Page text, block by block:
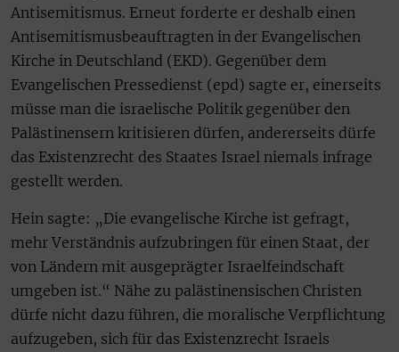
Antisemitismus. Erneut forderte er deshalb einen
Antisemitismusbeauftragten in der Evangelischen
Kirche in Deutschland (EKD). Gegenüber dem
Evangelischen Pressedienst (epd) sagte er, einerseits
müsse man die israelische Politik gegenüber den
Palästinensern kritisieren dürfen, andererseits dürfe
das Existenzrecht des Staates Israel niemals infrage
gestellt werden.
Hein sagte: „Die evangelische Kirche ist gefragt,
mehr Verständnis aufzubringen für einen Staat, der
von Ländern mit ausgeprägter Israelfeindschaft
umgeben ist.“ Nähe zu palästinensischen Christen
dürfe nicht dazu führen, die moralische Verpflichtung
aufzugeben, sich für das Existenzrecht Israels